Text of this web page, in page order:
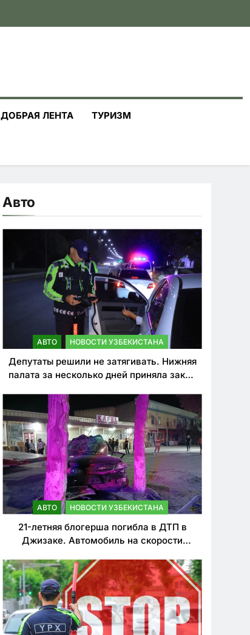
ДОБРАЯ ЛЕНТА ТУРИЗМ
Авто
АВТО НОВОСТИ УЗБЕКИСТАНА
Депутаты решили не затягивать. Нижняя
палата за несколько дней приняла закон
нарушителей ПДД
АВТО НОВОСТИ УЗБЕКИСТАНА
21-летняя блогерша погибла в ДТП в
Джизаке. Автомобиль на скорости